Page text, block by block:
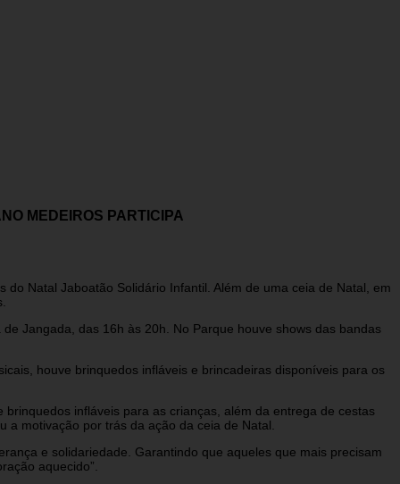
MEDEIROS PARTICIPA
Natal Jaboatão Solidário Infantil. Além de uma ceia de Natal, em
Jangada, das 16h às 20h. No Parque houve shows das bandas
houve brinquedos infláveis e brincadeiras disponíveis para os
infláveis para as crianças, além da entrega de cestas
a motivação por trás da ação da ceia de Natal.
e solidariedade. Garantindo que aqueles que mais precisam
aquecido”.